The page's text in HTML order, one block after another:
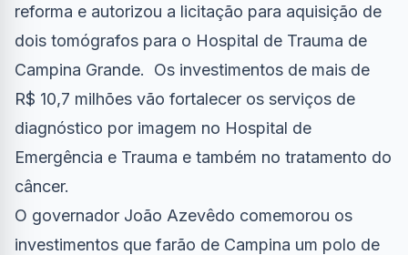
reforma e autorizou a licitação para aquisição de
dois tomógrafos para o Hospital de Trauma de
Campina Grande. Os investimentos de mais de
R$ 10,7 milhões vão fortalecer os serviços de
diagnóstico por imagem no Hospital de
Emergência e Trauma e também no tratamento do
câncer.
O governador João Azevêdo comemorou os
investimentos que farão de Campina um polo de